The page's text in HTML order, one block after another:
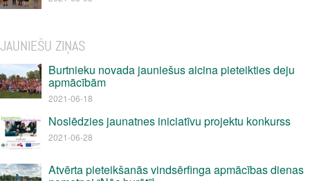
JAUNIEŠU ZIŅAS
Burtnieku novada jauniešus aicina pieteikties deju
apmācībām
2021-06-18
Noslēdzies jaunatnes iniciatīvu projektu konkurss
2021-06-28
Atvērta pieteikšanās vindsērfinga apmācības dienas